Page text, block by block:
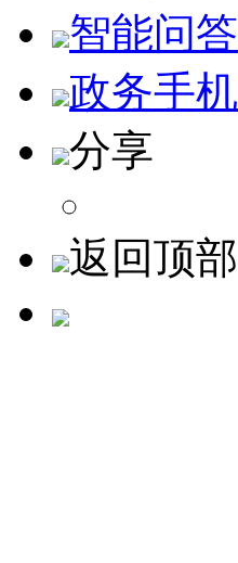
智能问答
政务手机
分享
返回顶部